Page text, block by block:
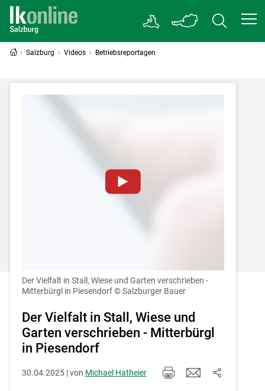
Salzburg Videos Betriebsreportagen
Einstellungen jederzeit einsehen und
korrigieren
Akzeptieren
Der Vielfalt in Stall, Wiese und Garten verschrieben -
Mitterbürgl in Piesendorf © Salzburger Bauer
Der Vielfalt in Stall, Wiese und
Garten verschrieben - Mitterbürgl
in Piesendorf
30.04.2025 | von Michael Hatheier